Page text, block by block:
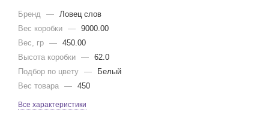
Бренд — Ловец слов
Вес коробки — 9000.00
Вес, гр — 450.00
Высота коробки — 62.0
Подбор по цвету —
Белый
Вес товара — 450
Все характеристики